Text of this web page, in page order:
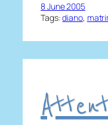
8 June 2005
Tags:diano,